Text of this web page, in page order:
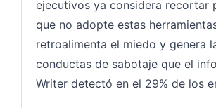
ejecutivos ya considera recortar
que no adopte estas
retroalimenta el miedo y genera
conductas de sabotaje que el
Writer detectó en el 29% de los